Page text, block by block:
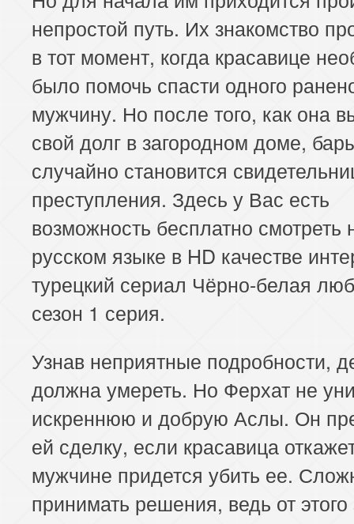
непростой путь. Их знакомство
в тот момент, когда красавице
было помочь спасти одного
мужчину. Но после того, как она
свой долг в загородном доме,
случайно становится
преступления. Здесь у Вас есть
возможность бесплатно смотреть
русском языке в HD качестве
турецкий сериал Чёрно-белая
сезон 1 серия.
Узнав неприятные подробности,
должна умереть. Но Ферхат не
искреннюю и добрую Аслы. Он
ей сделку, если красавица
мужчине придется убить ее.
принимать решения, ведь от этого